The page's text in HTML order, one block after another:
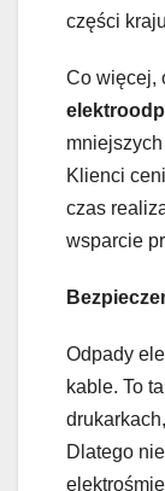
części
Co więcej,
Klienci
czas
wsparcie
Odpady
kable. To
Dlatego